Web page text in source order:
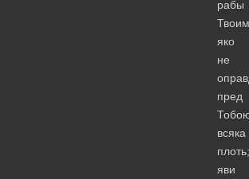
рабы
яко
не
пред
всяка
плоть;
яви